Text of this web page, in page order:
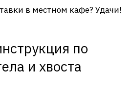
в местном кафе? Удачи!
по
и хвоста